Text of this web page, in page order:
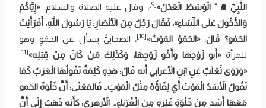
النَّبِيِّ ﷺ ” ‌الْوَسَطُ ‌الْعَدْلُ»[9] ، وقال عليه الصلاة والسلام:«إِيَّاكُمْ
وَالدُّخُولَ عَلَى النِّسَاءِ»، فَقَالَ رَجُلٌ مِنَ الأَنْصَارِ: يَا رَسُولَ اللَّهِ، أَفَرَأَيْتَ
‌الحَمْو؟ قَالَ: «‌الحَمْوُ ‌المَوْتُ»
[10]
، الصحابيُّ يسأل عن الحَمْوِ وهو
للمرأة«أَبو زَوْجها وأَخُو زَوْجِهَا، وَكَذَلِكَ مَنْ كَانَ مِنْ قِبَلِه» [11]
«وَرَوَى ثَعْلَبٌ عَنِ ابْنِ الأَعرابي أَنه قَالَ: هَذِهِ كَلِمَةٌ تَقُولُهَا الْعَرَبُ كَمَا
تَقُولُ الأَسَدُ الْمَوْتُ أَي لِقَاؤُهُ مِثْلُ الْمَوْتِ… فَالمَعْنَى: أَنَّ خَلْوَةَ الحَمو
مَعَهَا أَشد مِنْ خَلْوَةِ غَيْرِهِ مِنَ الْغُرَبَاءِ… الأَزهري: كأَنه ذَهَبَ إِلَى أَنَّ